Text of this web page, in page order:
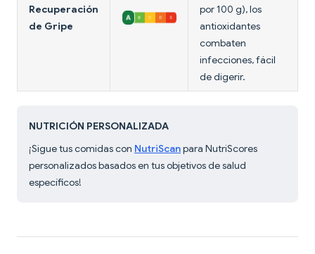
Recuperación
de Gripe
por 100 g), los
antioxidantes
combaten
infecciones, fácil
de digerir.
NUTRICIÓN PERSONALIZADA
¡Sigue tus comidas con NutriScanpara NutriScores
personalizados basados en tus objetivos de salud
específicos!